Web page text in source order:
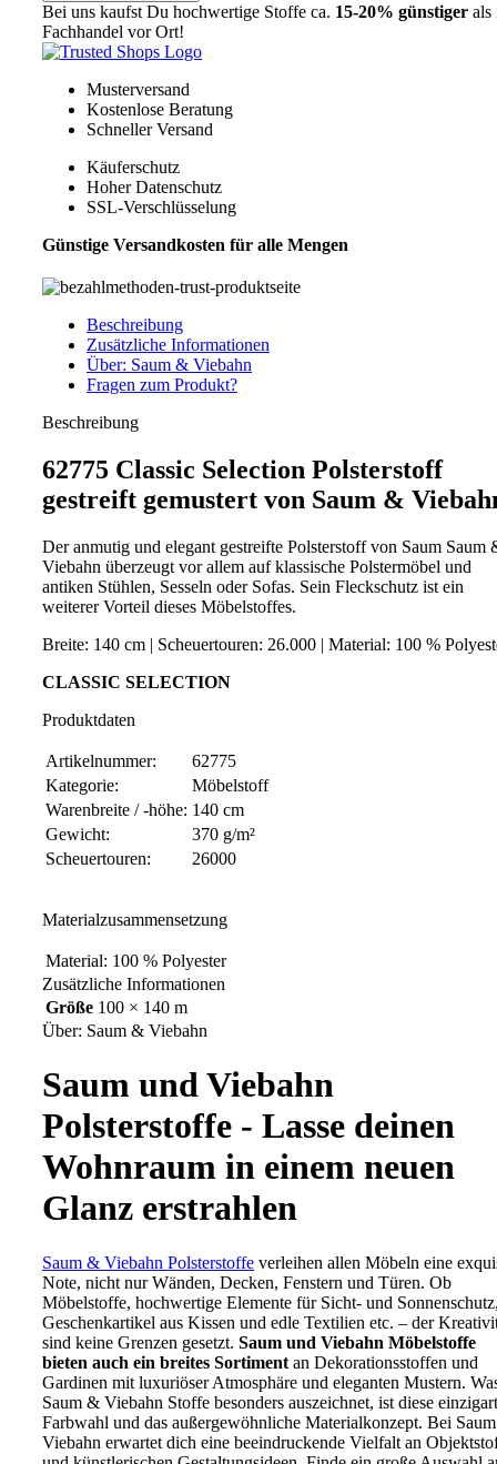
Bei uns kaufst Du hochwertige Stoffe ca. 15-20% günstiger als
Fachhandel vor Ort!
Musterversand
Kostenlose Beratung
Schneller Versand
Käuferschutz
Hoher Datenschutz
SSL-Verschlüsselung
Günstige Versandkosten für alle Mengen
Beschreibung
Zusätzliche Informationen
Über: Saum & Viebahn
Fragen zum Produkt?
Beschreibung
62775 Classic Selection Polsterstoff
gestreift gemustert von Saum &
Der anmutig und elegant gestreifte Polsterstoff von Saum Saum
Viebahn überzeugt vor allem auf klassische Polstermöbel und
antiken Stühlen, Sesseln oder Sofas. Sein Fleckschutz ist ein
weiterer Vorteil dieses Möbelstoffes.
Breite: 140 cm | Scheuertouren: 26.000 | Material: 100 %
CLASSIC SELECTION
Produktdaten
Artikelnummer:
62775
Kategorie:
Möbelstoff
Warenbreite / -höhe: 140 cm
Gewicht:
370 g/m²
Scheuertouren:
26000
Materialzusammensetzung
Material: 100 % Polyester
Zusätzliche Informationen
Größe 100 × 140 m
Über: Saum & Viebahn
Saum und Viebahn
Polsterstoffe - Lasse deinen
Wohnraum in einem neuen
Glanz erstrahlen
Saum & Viebahn Polsterstoffe verleihen allen Möbeln eine
Note, nicht nur Wänden, Decken, Fenstern und Türen. Ob
Möbelstoffe, hochwertige Elemente für Sicht- und
Geschenkartikel aus Kissen und edle Textilien etc. – der
sind keine Grenzen gesetzt. Saum und Viebahn Möbelstoffe
bieten auch ein breites Sortiment an Dekorationsstoffen und
Gardinen mit luxuriöser Atmosphäre und eleganten Mustern.
Saum & Viebahn Stoffe besonders auszeichnet, ist diese
Farbwahl und das außergewöhnliche Materialkonzept. Bei
Viebahn erwartet dich eine beeindruckende Vielfalt an